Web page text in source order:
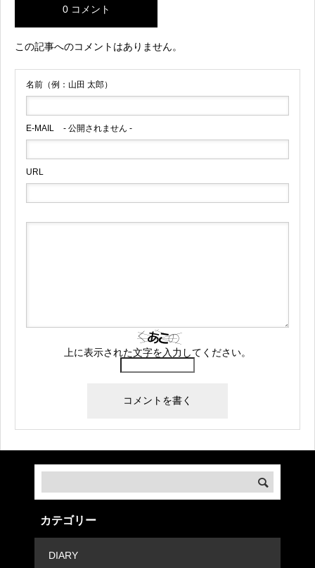
0 コメント
この記事へのコメントはありません。
名前（例：山田 太郎）
E-MAIL - 公開されません -
URL
上に表示された文字を入力してください。
カテゴリー
DIARY